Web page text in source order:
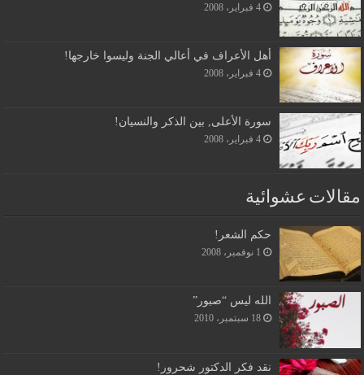
4 فبراير، 2008
أهل الأعراف في أعالي الجنة وليسوا خارجها!
4 فبراير، 2008
سورة الأعلى, بين الذكر والنسيان!
4 فبراير، 2008
مقالات عشوائية
حكم الشعر!
1 نوفمبر، 2008
الله ليس “صبور”
18 سبتمبر، 2010
نقد فكر الدكتور شحرور!